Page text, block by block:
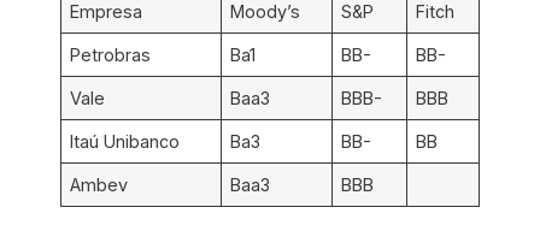
Empresa Moody’s S&P Fitch
Petrobras Ba1 BB- BB-
Vale Baa3 BBB- BBB
Itaú Unibanco Ba3 BB- BB
Ambev Baa3 BBB